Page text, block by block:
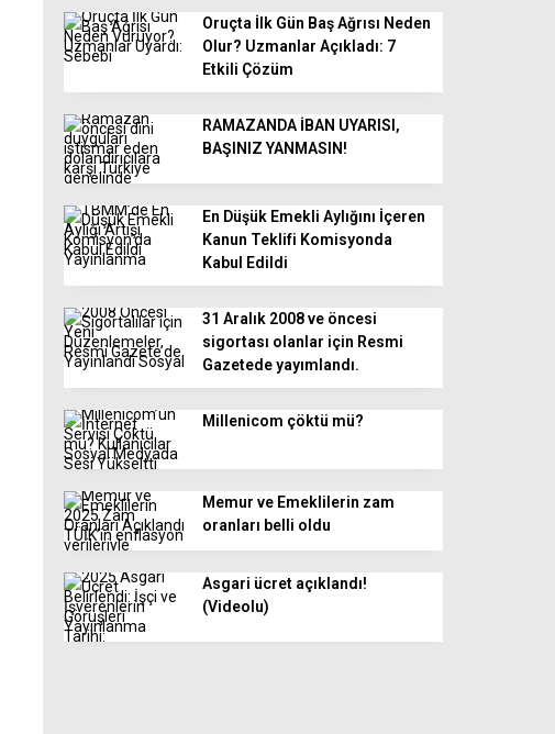
Oruçta İlk Gün Baş Ağrısı Neden
Olur? Uzmanlar Açıkladı: 7
Etkili Çözüm
RAMAZANDA İBAN UYARISI,
BAŞINIZ YANMASIN!
En Düşük Emekli Aylığını İçeren
Kanun Teklifi Komisyonda
Kabul Edildi
31 Aralık 2008 ve öncesi
sigortası olanlar için Resmi
Gazetede yayımlandı.
Millenicom çöktü mü?
Memur ve Emeklilerin zam
oranları belli oldu
Asgari ücret açıklandı!
(Videolu)